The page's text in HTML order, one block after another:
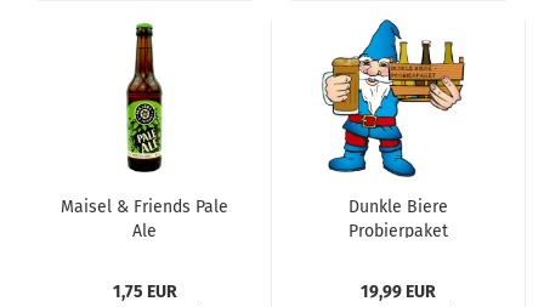
Maisel & Friends Pale
Ale
1,75 EUR
Dunkle Biere
Probierpaket
19,99 EUR